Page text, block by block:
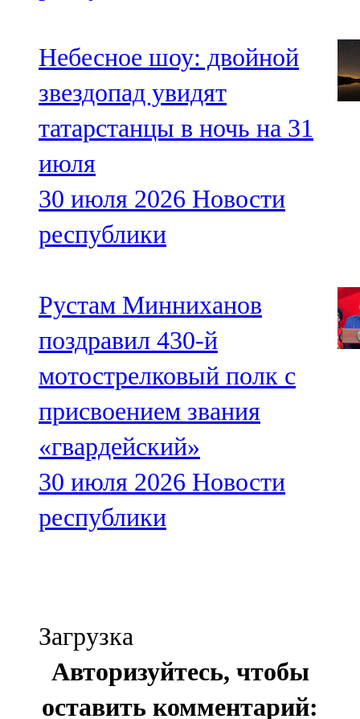
Небесное шоу: двойной
звездопад увидят
татарстанцы в ночь на 31
июля
30 июля 2026 Новости
республики
Рустам Минниханов
поздравил 430-й
мотострелковый полк с
присвоением звания
«гвардейский»
30 июля 2026 Новости
республики
Загрузка
Авторизуйтесь, чтобы
оставить комментарий: